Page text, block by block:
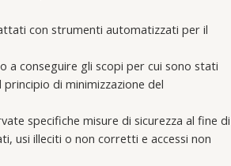
con strumenti automatizzati per il
a conseguire gli scopi per cui sono stati
di minimizzazione del
specifiche misure di sicurezza al fine di
usi illeciti o non corretti e accessi non